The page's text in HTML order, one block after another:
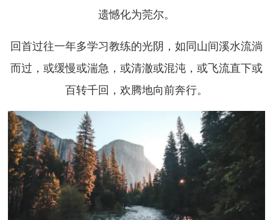
遗憾化为莞尔。
回首过往一年多学习教练的光阴，如同山间溪水流淌
而过，或缓慢或湍急，或清澈或混沌，或飞流直下或
百转千回，欢腾地向前奔行。